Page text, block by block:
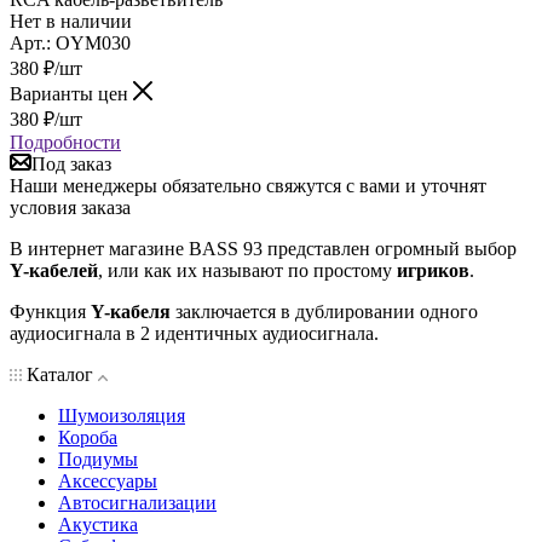
Нет в наличии
Арт.: OYM030
380 ₽/шт
Варианты цен
380 ₽/шт
Подробности
Под заказ
Наши менеджеры обязательно свяжутся с вами и уточнят
условия заказа
В интернет магазине BASS 93 представлен огромный выбор
Y-кабелей, или как их называют по простому игриков.
Функция Y-кабеля заключается в дублировании одного
аудиосигнала в 2 идентичных аудиосигнала.
Каталог
Шумоизоляция
Короба
Подиумы
Аксессуары
Автосигнализации
Акустика